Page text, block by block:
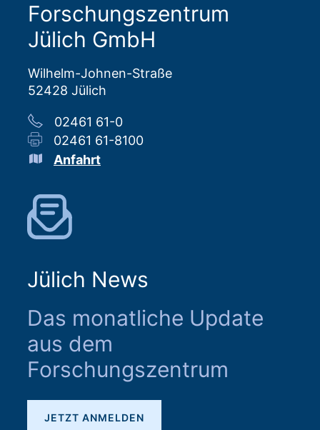
Forschungszentrum
Jülich GmbH
Wilhelm-Johnen-Straße
52428 Jülich
02461 61-0
02461 61-8100
Anfahrt
Jülich News
Das monatliche Update
aus dem
Forschungszentrum
JETZT ANMELDEN